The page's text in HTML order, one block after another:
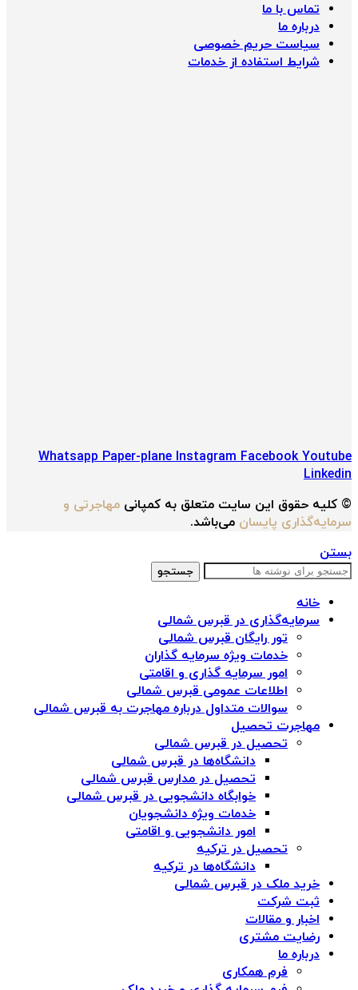
تماس با ما
درباره ما
سیاست حریم خصوصی
شرایط استفاده از خدمات
Whatsapp Paper-plane Instagram Facebook Youtube
Linkedin
© کلیه حقوق این سایت متعلق به کمپانی مهاجرتی و
سرمایه‌گذاری پایسان می‌باشد.
بستن
جستجو
خانه
سرمایه‌گذاری در قبرس شمالی
تور رایگان قبرس شمالی
خدمات ویژه سرمایه گذاران
امور سرمایه گذاری و اقامتی
اطلاعات عمومی قبرس شمالی
سوالات متداول درباره مهاجرت به قبرس شمالی
مهاجرت تحصیل
تحصیل در قبرس شمالی
دانشگاه‌ها در قبرس شمالی
تحصیل در مدارس قبرس شمالی
خوابگاه دانشجویی در قبرس شمالی
خدمات ویژه دانشجویان
امور دانشجویی و اقامتی
تحصیل در ترکیه
دانشگاه‌ها در ترکیه
خرید ملک در قبرس شمالی
ثبت شرکت
اخبار و مقالات
رضایت مشتری
درباره ما
فرم همکاری